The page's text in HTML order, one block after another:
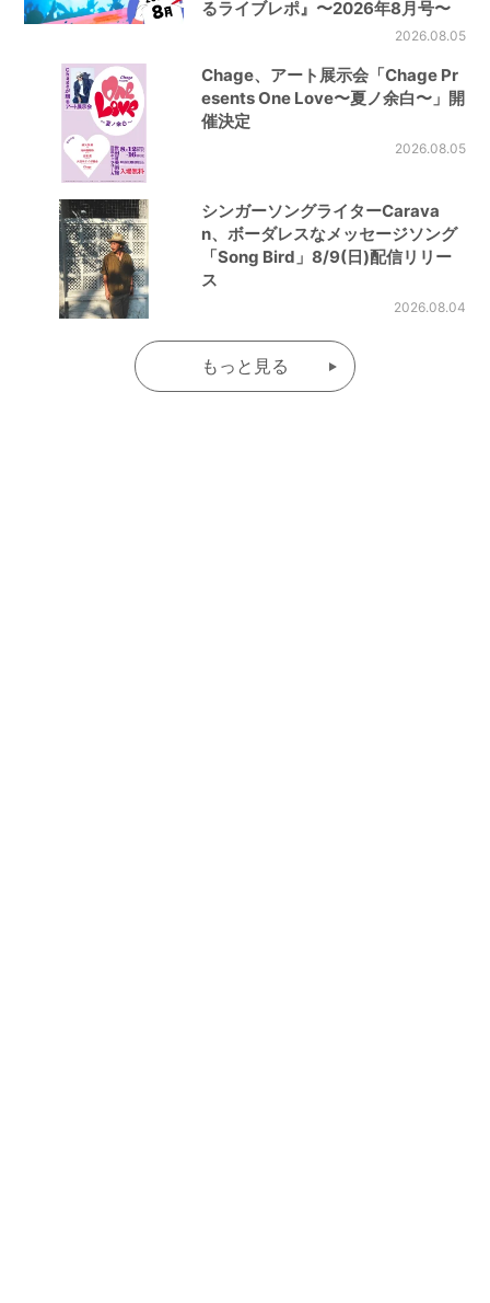
るライブレポ』〜2026年8月号〜
2026.08.05
Chage、アート展示会「Chage Pr
esents One Love〜夏ノ余白〜」開
催決定
2026.08.05
シンガーソングライターCarava
n、ボーダレスなメッセージソング
「Song Bird」8/9(日)配信リリー
ス
2026.08.04
もっと見る